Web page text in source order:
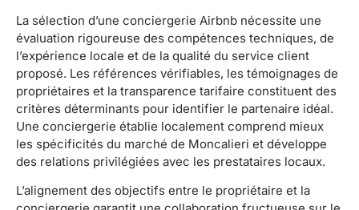
La sélection d’une conciergerie Airbnb nécessite une
évaluation rigoureuse des compétences techniques, de
l’expérience locale et de la qualité du service client
proposé. Les références vérifiables, les témoignages de
propriétaires et la transparence tarifaire constituent des
critères déterminants pour identifier le partenaire idéal.
Une conciergerie établie localement comprend mieux
les spécificités du marché de Moncalieri et développe
des relations privilégiées avec les prestataires locaux.
L’alignement des objectifs entre le propriétaire et la